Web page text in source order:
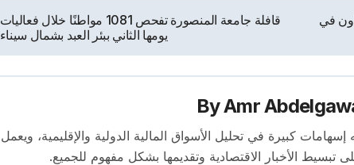
في
قافلة جامعة المنصورة تفحص 1081 مواطنًا خلال فعاليات
يومها الثاني ببئر العبد بشمال سيناء
ByAmr
بخبرة تتجاوز 14 عامًا. لديه إسهامات كبيرة في تحليل الأسواق المالية الدولية والإقليمية، ويعمل
تبسيط الأخبار الاقتصادية وتقديمها بشكل مفهوم للجميع.